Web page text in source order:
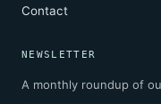
Contact
NEWSLETTER
A monthly roundup of